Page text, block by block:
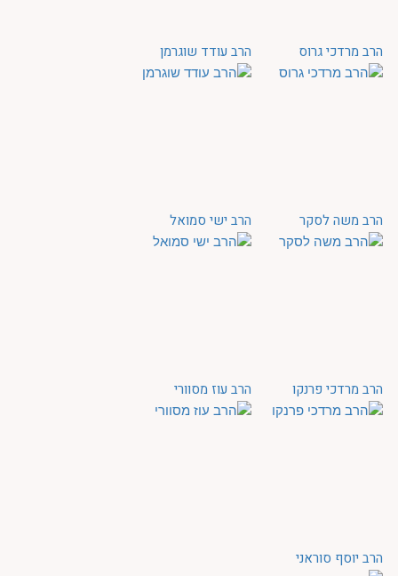
הרב מרדכי גרוס הרב עודד שוגרמן
הרב משה לסקר הרב ישי סמואל
הרב מרדכי פרנקו הרב עוז מסוורי
הרב יוסף סוראני